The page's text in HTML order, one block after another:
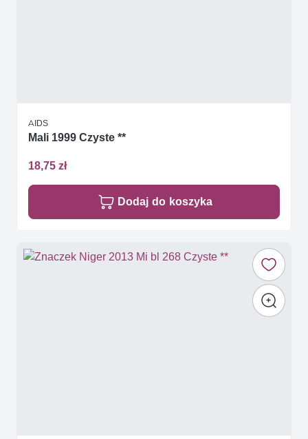
AIDS
Mali 1999 Czyste **
18,75 zł
Dodaj do koszyka